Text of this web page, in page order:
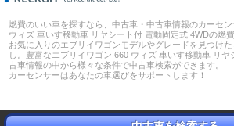
燃費のいい車を探すなら、中古車・中古車情報のカーセ
ウィズ 車いす移動車 リヤシート付 電動固定式 4WDの燃
お気に入りのエブリイワゴンモデルやグレードを見つけ
し。豊富なエブリイワゴン 660 ウィズ 車いす移動車 リヤ
古車情報の中から様々な条件で中古車検索ができます。
カーセンサーはあなたの車選びをサポートします！